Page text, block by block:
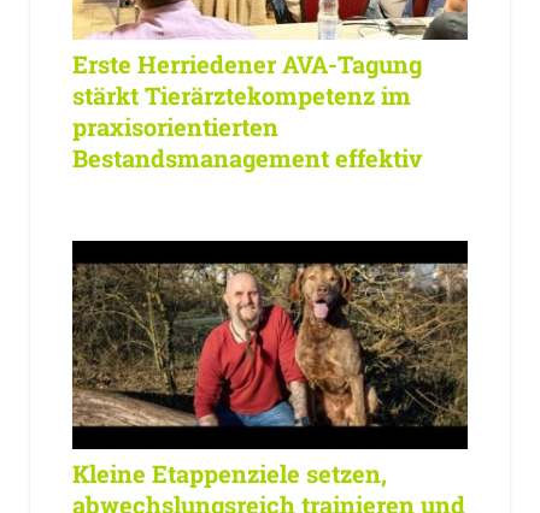
Erste Herriedener AVA-Tagung
stärkt Tierärztekompetenz im
praxisorientierten
Bestandsmanagement effektiv
Kleine Etappenziele setzen,
abwechslungsreich trainieren und